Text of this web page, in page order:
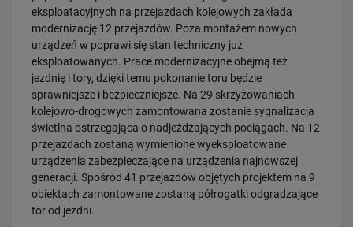
eksploatacyjnych na przejazdach kolejowych zakłada
modernizację 12 przejazdów. Poza montażem nowych
urządzeń w poprawi się stan techniczny już
eksploatowanych. Prace modernizacyjne obejmą też
jezdnię i tory, dzięki temu pokonanie toru będzie
sprawniejsze i bezpieczniejsze. Na 29 skrzyżowaniach
kolejowo-drogowych zamontowana zostanie sygnalizacja
świetlna ostrzegająca o nadjeżdżających pociągach. Na 12
przejazdach zostaną wymienione wyeksploatowane
urządzenia zabezpieczające na urządzenia najnowszej
generacji. Spośród 41 przejazdów objętych projektem na 9
obiektach zamontowane zostaną półrogatki odgradzające
tor od jezdni.
30.07.2026
Nowy wiadukt w Żorach otwarty. Bezpieczniejsze przejazdy,
sprawniejsza…
PRZECZYTAJ